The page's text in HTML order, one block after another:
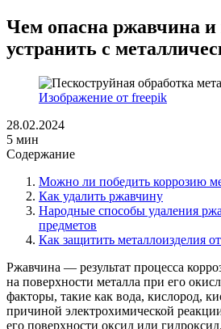
Чем опасна ржавчина и
устранить с
Изображение от freepik
28.02.2024
5 мин
Содержание
Можно ли победить коррозию
Как удалить ржавчину
Народные способы удаления
предметов
Как защитить металлоизделия
Ржавчина — результат процесса
на поверхности металла при его
факторы, такие как вода, кислород,
причиной электрохимической
его поверхности оксид или